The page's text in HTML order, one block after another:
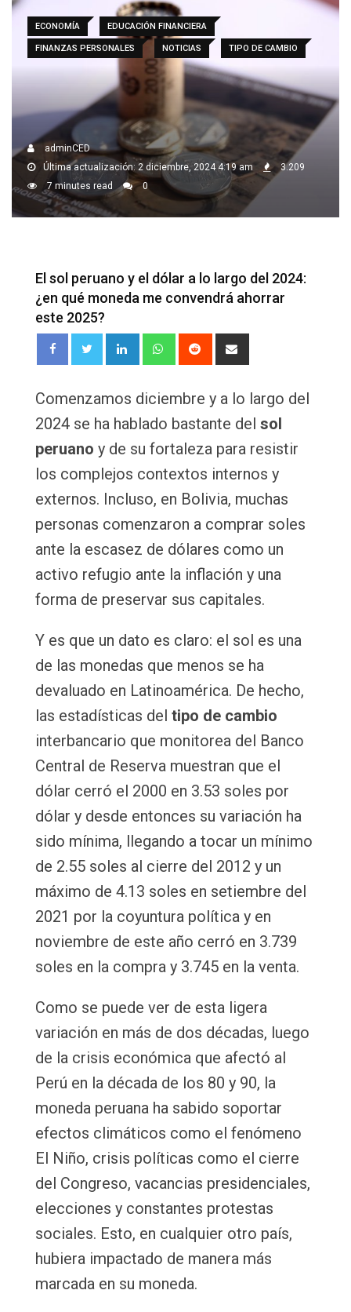
ECONOMÍA EDUCACIÓN FINANCIERA
FINANZAS PERSONALES NOTICIAS TIPO DE CAMBIO
adminCED
Última actualización: 2 diciembre, 2024 4:19 am
3.209
7 minutes read
0
El sol peruano y el dólar a lo largo del 2024:
¿en qué moneda me convendrá ahorrar
este 2025?
LinkedInWhatsapp
Reddit
via
Comenzamos diciembre y a lo largo del
2024 se ha hablado bastante del sol
peruano y de su fortaleza para resistir
los complejos contextos internos y
externos. Incluso, en Bolivia, muchas
personas comenzaron a comprar soles
ante la escasez de dólares como un
activo refugio ante la inflación y una
forma de preservar sus capitales.
Y es que un dato es claro: el sol es una
de las monedas que menos se ha
devaluado en Latinoamérica. De hecho,
las estadísticas del tipo de cambio
interbancario que monitorea del Banco
Central de Reserva muestran que el
dólar cerró el 2000 en 3.53 soles por
dólar y desde entonces su variación ha
sido mínima, llegando a tocar un mínimo
de 2.55 soles al cierre del 2012 y un
máximo de 4.13 soles en setiembre del
2021 por la coyuntura política y en
noviembre de este año cerró en 3.739
soles en la compra y 3.745 en la venta.
Como se puede ver de esta ligera
variación en más de dos décadas, luego
de la crisis económica que afectó al
Perú en la década de los 80 y 90, la
moneda peruana ha sabido soportar
efectos climáticos como el fenómeno
El Niño, crisis políticas como el cierre
del Congreso, vacancias presidenciales,
elecciones y constantes protestas
sociales. Esto, en cualquier otro país,
hubiera impactado de manera más
marcada en su moneda.